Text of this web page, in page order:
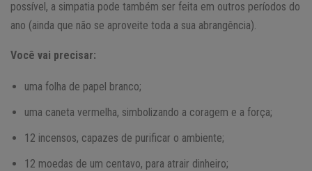
possível, a simpatia pode também ser feita em outros períodos do
ano (ainda que não se aproveite toda a sua abrangência).
Você vai precisar:
uma folha de papel branco;
uma caneta vermelha, simbolizando a coragem e a força;
12 incensos, capazes de purificar o ambiente;
12 moedas de um centavo, para atrair dinheiro;